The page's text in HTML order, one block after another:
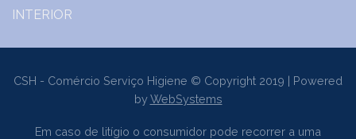
CSH - Comércio Serviço Higiene © Copyright 2019 | Powered
byWebSystems
Em caso de litígio o consumidor pode recorrer a uma